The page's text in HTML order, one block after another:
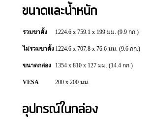
ขนาดและน้ำหนัก
รวมขาตั้ง 1224.6 x 759.1 x 199 มม. (9.9 กก.)
ไม่รวมขาตั้ง 1224.6 x 707.8 x 76.6 มม. (9.6 กก.)
ขนาดกล่อง 1354 x 810 x 127 มม. (14.4 กก.)
VESA 200 x 200 มม.
อุปกรณ์ในกล่อง